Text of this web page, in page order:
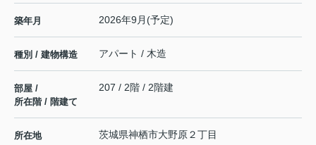
築年月 2026年9月(予定)
種別 / 建物構造 アパート / 木造
部屋 /
所在階 / 階建て
207 / 2階 / 2階建
所在地 茨城県神栖市大野原２丁目